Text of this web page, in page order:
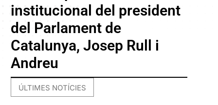
institucional del president
del Parlament de
Catalunya, Josep Rull i
Andreu
ÚLTIMES NOTÍCIES